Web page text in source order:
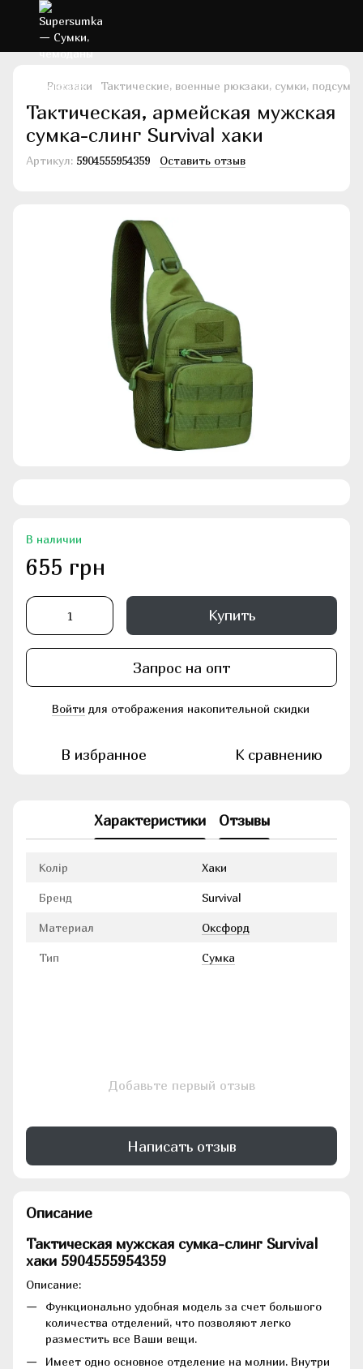
Рюкзаки Тактические, военные рюкзаки, сумки, подсумки
Тактическая, армейская мужская
сумка-слинг Survival хаки
Артикул: 5904555954359 Оставить отзыв
В наличии
655 грн
Купить
Запрос на опт
Войти для отображения накопительной скидки
В избранное К сравнению
Характеристики Отзывы
Колір Хаки
Бренд Survival
Материал Оксфорд
Тип Сумка
Добавьте первый отзыв
Написать отзыв
Описание
Тактическая мужская сумка-слинг Survival
хаки 5904555954359
Описание:
Функционально удобная модель за счет большого
количества отделений, что позволяют легко
разместить все Ваши вещи.
Имеет одно основное отделение на молнии. Внутри